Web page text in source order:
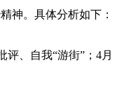
神。具体分析如下：
、自我“游街”；4月